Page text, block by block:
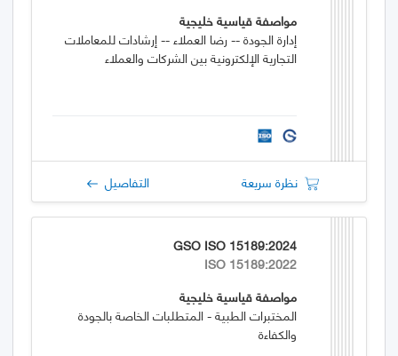
مواصفة قياسية خليجية
إدارة الجودة -- رضا العملاء -- إرشادات للمعاملات
التجارية الإلكترونية بين الشركات والعملاء
نظرة سريعة التفاصيل
GSO ISO 15189:2024
ISO 15189:2022
مواصفة قياسية خليجية
المختبرات الطبية - المتطلبات الخاصة بالجودة
والكفاءة